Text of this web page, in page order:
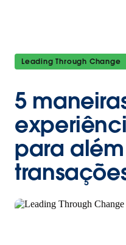
Leading Through Change
5
para